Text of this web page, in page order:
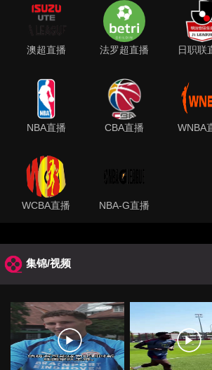
澳超直播 法罗超直播 日职联
NBA直播 CBA直播 WNBA
WCBA直播 NBA-G直播
集锦/视频